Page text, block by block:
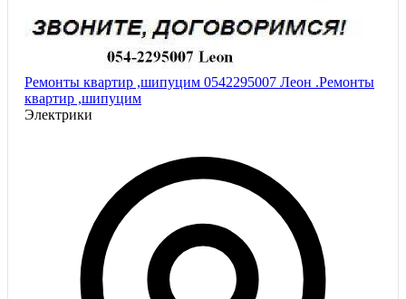
Ремонты квартир ,шипуцим 0542295007 Леон .Ремонты
квартир ,шипуцим
Электрики